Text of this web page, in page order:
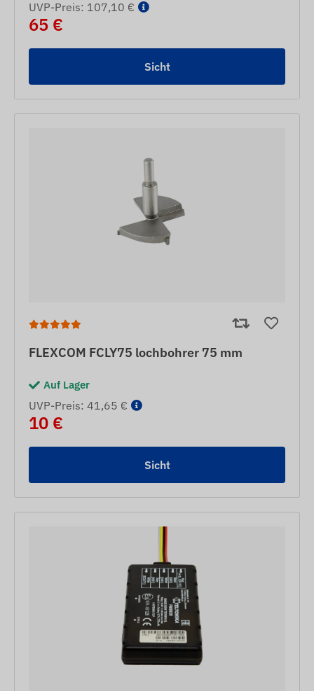
UVP-Preis: 107,10 €
65 €
Sicht
FLEXCOM FCLY75 lochbohrer 75 mm
Auf Lager
UVP-Preis: 41,65 €
10 €
Sicht